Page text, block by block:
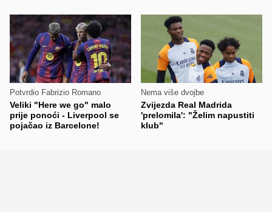
Potvrdio Fabrizio Romano
Veliki "Here we go" malo
prije ponoći - Liverpool se
pojačao iz Barcelone!
Nema više dvojbe
Zvijezda Real Madrida
'prelomila': "Želim napustiti
klub"